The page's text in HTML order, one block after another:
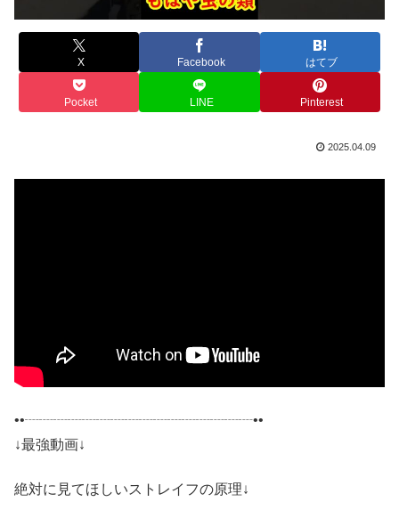
X Facebook はてブ
Pocket LINE Pinterest
2025.04.09
••┈┈┈┈┈┈┈┈┈┈┈┈┈┈┈┈••
↓最強動画↓
絶対に見てほしいストレイフの原理↓